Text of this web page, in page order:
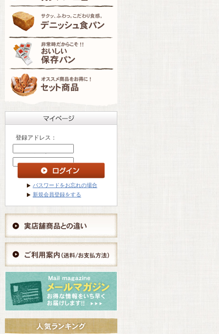
登録アドレス：
パスワードをお忘れの場合
新規会員登録をする